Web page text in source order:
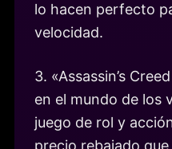
lo hacen perfecto
velocidad.
3. «Assassin’s
en el mundo de los
juego de rol y
precio rebajado